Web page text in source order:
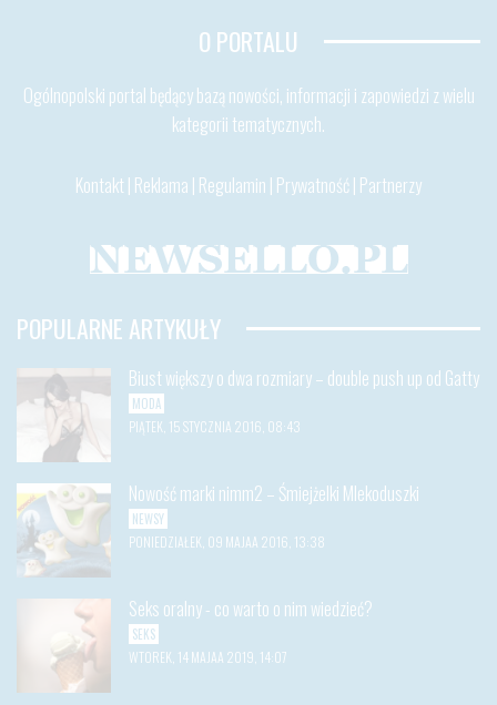
O PORTALU
Ogólnopolski portal będący bazą nowości, informacji i zapowiedzi z wielu
kategorii tematycznych.
Kontakt | Reklama | Regulamin | Prywatność| Partnerzy
POPULARNE ARTYKUŁY
Biust większy o dwa rozmiary – double push up od Gatty
MODA
PIĄTEK, 15 STYCZNIA 2016, 08:43
Nowość marki nimm2 – Śmiejżelki Mlekoduszki
NEWSY
PONIEDZIAŁEK, 09 MAJAA 2016, 13:38
Seks oralny - co warto o nim wiedzieć?
SEKS
WTOREK, 14 MAJAA 2019, 14:07